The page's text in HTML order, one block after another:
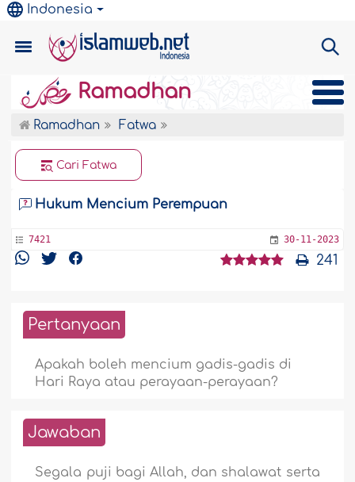
Indonesia
Ramadhan
Ramadhan Fatwa
Cari Fatwa
Hukum Mencium Perempuan
7421 30-11-2023
241
Pertanyaan
Apakah boleh mencium gadis-gadis di
Hari Raya atau perayaan-perayaan?
Jawaban
Segala puji bagi Allah, dan shalawat serta